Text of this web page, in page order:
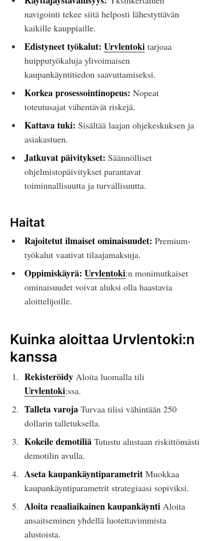
navigointi tekee siitä helposti lähestyttävän
kaikille kauppiaille.
Edistyneet työkalut: Urvlentokitarjoaa
huipputyökaluja ylivoimaisen
kaupankäyntitiedon saavuttamiseksi.
Korkea prosessointinopeus: Nopeat
toteutusajat vähentävät riskejä.
Kattava tuki: Sisältää laajan ohjekeskuksen ja
asiakastuen.
Jatkuvat päivitykset: Säännölliset
ohjelmistopäivitykset parantavat
toiminnallisuutta ja turvallisuutta.
Haitat
Rajoitetut ilmaiset ominaisuudet: Premium-
työkalut vaativat tilaajamaksuja.
Oppimiskäyrä: Urvlentoki:n monimutkaiset
ominaisuudet voivat aluksi olla haastavia
aloittelijoille.
Kuinka aloittaa Urvlentoki:n
kanssa
RekisteröidyAloita luomalla tili
Urvlentoki:ssa.
Talleta varojaTurvaa tilisi vähintään 250
dollarin talletuksella.
Kokeile demotiliäTutustu alustaan riskittömästi
demotilin avulla.
Aseta kaupankäyntiparametritMuokkaa
kaupankäyntiparametrit strategiaasi sopiviksi.
Aloita reaaliaikainen kaupankäyntiAloita
ansaitseminen yhdellä luotettavimmista
alustoista.